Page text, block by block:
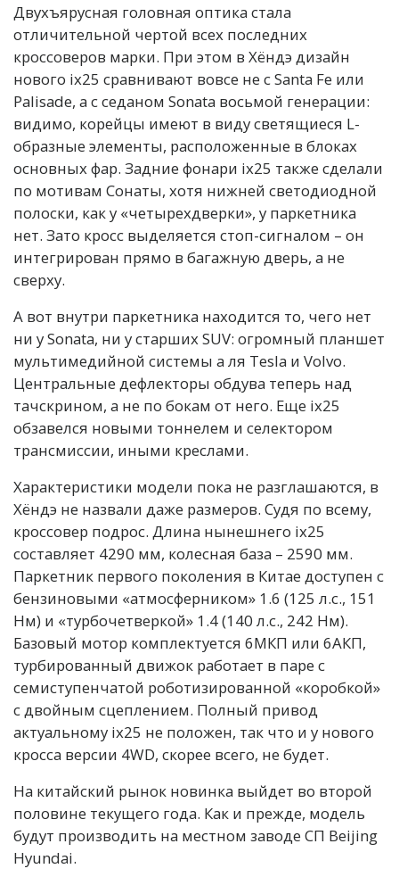
Двухъярусная головная оптика стала
отличительной чертой всех последних
кроссоверов марки. При этом в Хёндэ дизайн
нового ix25 сравнивают вовсе не с Santa Fe или
Palisade, а с седаном Sonata восьмой генерации:
видимо, корейцы имеют в виду светящиеся L-
образные элементы, расположенные в блоках
основных фар. Задние фонари ix25 также сделали
по мотивам Сонаты, хотя нижней светодиодной
полоски, как у «четырехдверки», у паркетника
нет. Зато кросс выделяется стоп-сигналом – он
интегрирован прямо в багажную дверь, а не
сверху.
А вот внутри паркетника находится то, чего нет
ни у Sonata, ни у старших SUV: огромный планшет
мультимедийной системы а ля Tesla и Volvo.
Центральные дефлекторы обдува теперь над
тачскрином, а не по бокам от него. Еще ix25
обзавелся новыми тоннелем и селектором
трансмиссии, иными креслами.
Характеристики модели пока не разглашаются, в
Хёндэ не назвали даже размеров. Судя по всему,
кроссовер подрос. Длина нынешнего ix25
составляет 4290 мм, колесная база – 2590 мм.
Паркетник первого поколения в Китае доступен с
бензиновыми «атмосферником» 1.6 (125 л.с., 151
Нм) и «турбочетверкой» 1.4 (140 л.с., 242 Нм).
Базовый мотор комплектуется 6МКП или 6АКП,
турбированный движок работает в паре с
семиступенчатой роботизированной «коробкой»
с двойным сцеплением. Полный привод
актуальному ix25 не положен, так что и у нового
кросса версии 4WD, скорее всего, не будет.
На китайский рынок новинка выйдет во второй
половине текущего года. Как и прежде, модель
будут производить на местном заводе СП Beijing
Hyundai.